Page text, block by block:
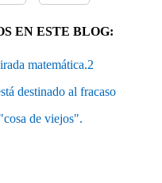
EN ESTE BLOG:
matemática.2
destinado al fracaso
de viejos".